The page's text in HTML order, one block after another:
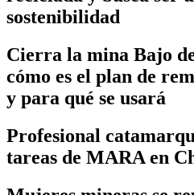
sostenibilidad
Cierra la mina Bajo
cómo es el plan de
y para qué se usará
Profesional
tareas de MARA en